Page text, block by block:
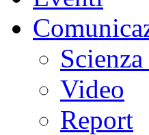
Video
Report